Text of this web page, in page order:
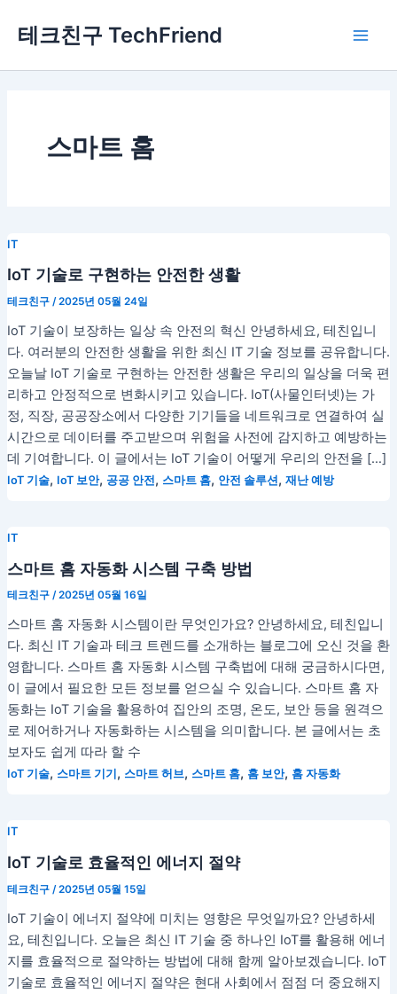
로
테크친구 TechFriend
스마트 홈
IT
IoT 기술로 구현하는 안전한 생활
테크친구 /2025년 05월 24일
IoT 기술이 보장하는 일상 속 안전의 혁신 안녕하세요, 테친입니
다. 여러분의 안전한 생활을 위한 최신 IT 기술 정보를 공유합니다.
오늘날 IoT 기술로 구현하는 안전한 생활은 우리의 일상을 더욱 편
리하고 안정적으로 변화시키고 있습니다. IoT(사물인터넷)는 가
정, 직장, 공공장소에서 다양한 기기들을 네트워크로 연결하여 실
시간으로 데이터를 주고받으며 위험을 사전에 감지하고 예방하는
데 기여합니다. 이 글에서는 IoT 기술이 어떻게 우리의 안전을 […]
IoT 기술, IoT 보안, 공공 안전, 스마트 홈, 안전 솔루션, 재난 예방
IT
스마트 홈 자동화 시스템 구축 방법
테크친구 /2025년 05월 16일
스마트 홈 자동화 시스템이란 무엇인가요? 안녕하세요, 테친입니
다. 최신 IT 기술과 테크 트렌드를 소개하는 블로그에 오신 것을 환
영합니다. 스마트 홈 자동화 시스템 구축법에 대해 궁금하시다면,
이 글에서 필요한 모든 정보를 얻으실 수 있습니다. 스마트 홈 자
동화는 IoT 기술을 활용하여 집안의 조명, 온도, 보안 등을 원격으
로 제어하거나 자동화하는 시스템을 의미합니다. 본 글에서는 초
보자도 쉽게 따라 할 수
IoT 기술, 스마트 기기 , 스마트 허브, 스마트 홈, 홈 보안, 홈 자동화
IT
IoT 기술로 효율적인 에너지 절약
테크친구 /2025년 05월 15일
IoT 기술이 에너지 절약에 미치는 영향은 무엇일까요? 안녕하세
요, 테친입니다. 오늘은 최신 IT 기술 중 하나인 IoT를 활용해 에너
지를 효율적으로 절약하는 방법에 대해 함께 알아보겠습니다. IoT
기술로 효율적인 에너지 절약은 현대 사회에서 점점 더 중요해지